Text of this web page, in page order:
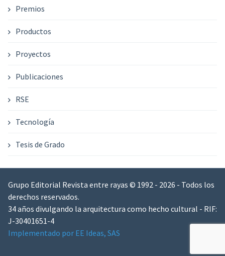
Premios
Productos
Proyectos
Publicaciones
RSE
Tecnología
Tesis de Grado
Grupo Editorial Revista entre rayas © 1992 - 2026 - Todos los
derechos reservados.
34 años divulgando la arquitectura como hecho cultural - RIF:
J-30401651-4
Implementado por EE Ideas, SAS